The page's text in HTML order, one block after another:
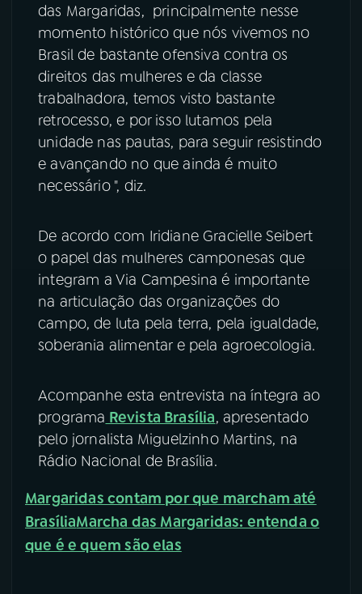
das Margaridas, principalmente nesse
momento histórico que nós vivemos no
Brasil de bastante ofensiva contra os
direitos das mulheres e da classe
trabalhadora, temos visto bastante
retrocesso, e por isso lutamos pela
unidade nas pautas, para seguir resistindo
e avançando no que ainda é muito
necessário ", diz.
De acordo com Iridiane Gracielle Seibert
o papel das mulheres camponesas que
integram a Via Campesina é importante
na articulação das organizações do
campo, de luta pela terra, pela igualdade,
soberania alimentar e pela agroecologia.
Acompanhe esta entrevista na íntegra ao
programa Revista Brasília, apresentado
pelo jornalista Miguelzinho Martins, na
Rádio Nacional de Brasília.
Margaridas contam por que marcham até
BrasíliaMarcha das Margaridas: entenda o
que é e quem são elas